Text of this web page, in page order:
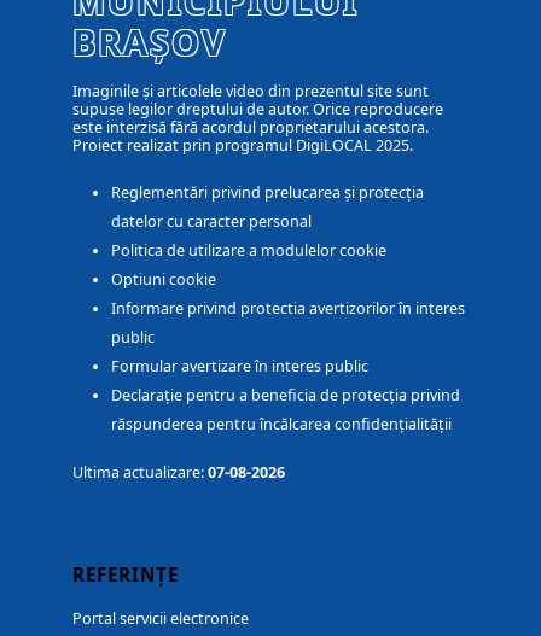
BRAȘOV
Imaginile și articolele video din prezentul site sunt
supuse legilor dreptului de autor. Orice reproducere
este interzisă fără acordul proprietarului acestora.
Proiect realizat prin programul DigiLOCAL 2025.
Reglementări privind prelucarea și protecția
datelor cu caracter personal
Politica de utilizare a modulelor cookie
Optiuni cookie
Informare privind protectia avertizorilor în interes
public
Formular avertizare în interes public
Declarație pentru a beneficia de protecția privind
răspunderea pentru încălcarea confidențialității
Ultima actualizare:07-08-2026
REFERINȚE
Portal servicii electronice